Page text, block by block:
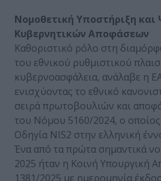
Νομοθετική Υποστήριξη και
Κυβερνητικών Αποφάσεων
Καθοριστικό ρόλο στη
του εθνικού ρυθμιστικού
κυβερνοασφάλεια, ανάλαβε η
ενισχύοντας το εθνικό
σειρά πρωτοβουλιών και
του Νόμου 5160/2024, ο
Οδηγία NIS2 στην ελληνική
Ένα από τα πρώτα σημαντικά
2025 ήταν η Κοινή Υπουργική
1381/2025 με ημερομηνία